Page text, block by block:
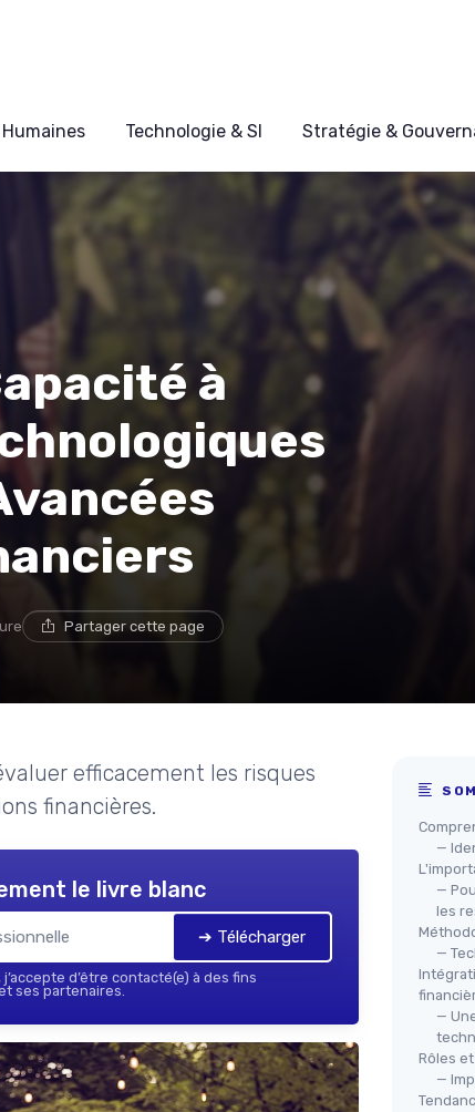
Technologie & SI Stratégie &
à
Partager cette page
efficacement les risques
financières.
le livre blanc
➔ Télécharger
d’être contacté(e) à des fins
ses partenaires.
—
—
les
—
—
Rôles
—